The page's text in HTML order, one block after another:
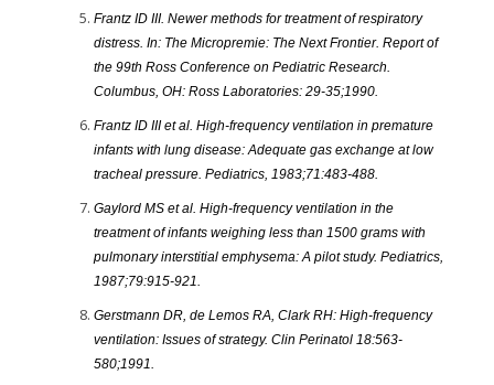
Frantz ID III. Newer methods for treatment of respiratory
distress. In: The Micropremie: The Next Frontier. Report of
the 99th Ross Conference on Pediatric Research.
Columbus, OH: Ross Laboratories: 29-35;1990.
Frantz ID III et al. High-frequency ventilation in premature
infants with lung disease: Adequate gas exchange at low
tracheal pressure. Pediatrics, 1983;71:483-488.
Gaylord MS et al. High-frequency ventilation in the
treatment of infants weighing less than 1500 grams with
pulmonary interstitial emphysema: A pilot study. Pediatrics,
1987;79:915-921.
Gerstmann DR, de Lemos RA, Clark RH: High-frequency
ventilation: Issues of strategy. Clin Perinatol 18:563-
580;1991.